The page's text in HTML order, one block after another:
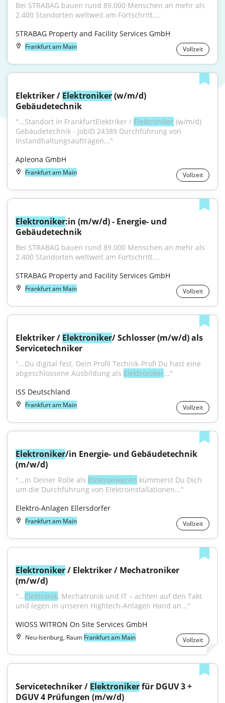
Bei STRABAG bauen rund 89.000 Menschen an mehr als
2.400 Standorten weltweit am Fortschritt....
STRABAG Property and Facility Services GmbH
Frankfurt am Main Vollzeit
Elektriker / Elektroniker (w/m/d)
Gebäudetechnik
"...Standort in FrankfurtElektriker / Elektroniker (w/m/d)
Gebäudetechnik - JobID 24389 Durchführung von
Instandhaltungsaufträgen..."
Apleona GmbH
Frankfurt am Main Vollzeit
Elektroniker:in (m/w/d) - Energie- und
Gebäudetechnik
Bei STRABAG bauen rund 89.000 Menschen an mehr als
2.400 Standorten weltweit am Fortschritt....
STRABAG Property and Facility Services GmbH
Frankfurt am Main Vollzeit
Elektriker / Elektroniker/ Schlosser (m/w/d) als
Servicetechniker
"...Du digital fest. Dein Profil Technik-Profi Du hast eine
abgeschlossene Ausbildung als Elektroniker..."
ISS Deutschland
Frankfurt am Main Vollzeit
Elektroniker/in Energie- und Gebäudetechnik
(m/w/d)
"...In Deiner Rolle als Elektroniker/in kümmerst Du Dich
um die Durchführung von Elektroinstallationen..."
Elektro-Anlagen Ellersdorfer
Frankfurt am Main Vollzeit
Elektroniker / Elektriker / Mechatroniker
(m/w/d)
"...Elektronik, Mechatronik und IT – achten auf den Takt
und legen in unseren Hightech-Anlagen Hand an..."
WIOSS WITRON On Site Services GmbH
Neu-Isenburg, Raum Frankfurt am Main Vollzeit
Servicetechniker / Elektroniker für DGUV 3 +
DGUV 4 Prüfungen (m/w/d)